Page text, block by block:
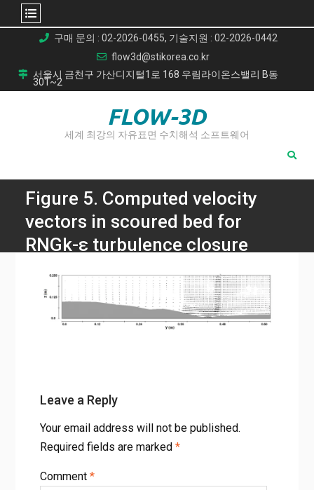
content
구매 문의 : 02-2026-0455, 기술지원 : 02-2026-0442
flow3d@stikorea.co.kr
서울시 금천구 가산디지털1로 168 우림라이온스밸리 B동
301~2
FLOW-3D
세계 최강의 자유표면 수치해석 소프트웨어
Figure 5. Computed velocity
vectors in scoured bed for
RNGk-ε turbulence closure
(a) C-C
Three Dimensional Simulation of Flow Field around Series
Leave a Reply
Your email address will not be published.
Required fields are marked *
Comment *